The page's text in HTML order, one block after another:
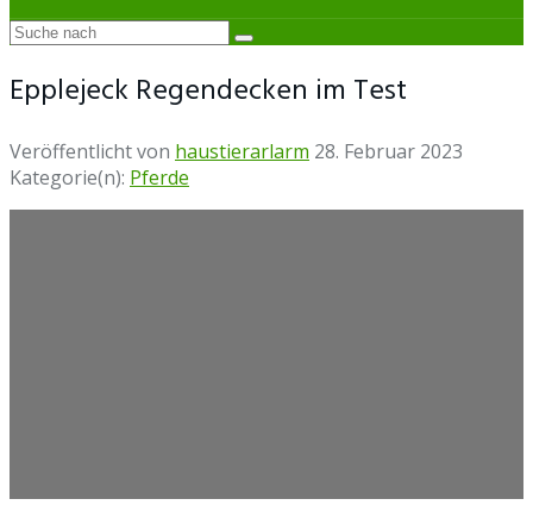
Epplejeck Regendecken im Test
Veröffentlicht von haustierarlarm 28. Februar 2023
Kategorie(n): Pferde